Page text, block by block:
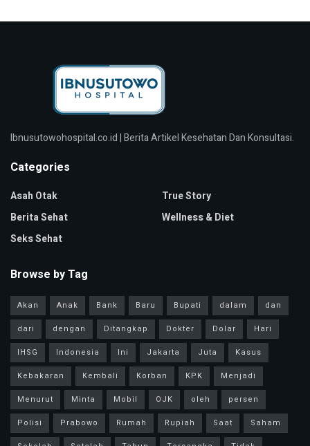
Ibnusutowohospital.co.id | Berita Artikel Kesehatan Dan Konsultasi.
Categories
Asah Otak
Berita Sehat
Seks Sehat
True Story
Wellness & Diet
Browse by Tag
Akan Anak Bank Baru Bupati dalam
dan
dari
dengan Ditangkap Dokter Dolar
Hari
IHSG
Indonesia Ini Jakarta Juta
Kasus
Kebakaran
Kembali Korban KPK
Menjadi
Menurut
Minta Mobil OJK oleh
persen
Polisi
Prabowo Rumah Rupiah Saat
Saham